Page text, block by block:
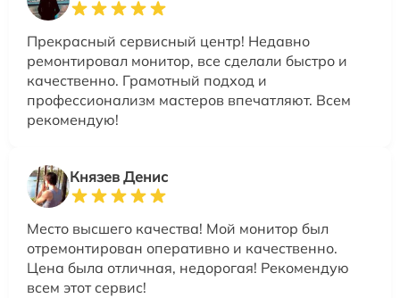
Прекрасный сервисный центр! Недавно
ремонтировал монитор, все сделали быстро и
качественно. Грамотный подход и
профессионализм мастеров впечатляют. Всем
рекомендую!
Князев Денис
Место высшего качества! Мой монитор был
отремонтирован оперативно и качественно.
Цена была отличная, недорогая! Рекомендую
всем этот сервис!